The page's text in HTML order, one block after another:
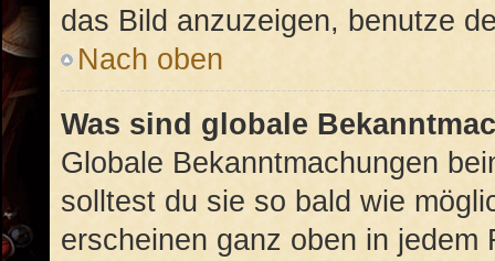
das Bild anzuzeigen, benutze
Nach oben
Was sind globale
Globale Bekanntmachungen
solltest du sie so bald wie
erscheinen ganz oben in jedem